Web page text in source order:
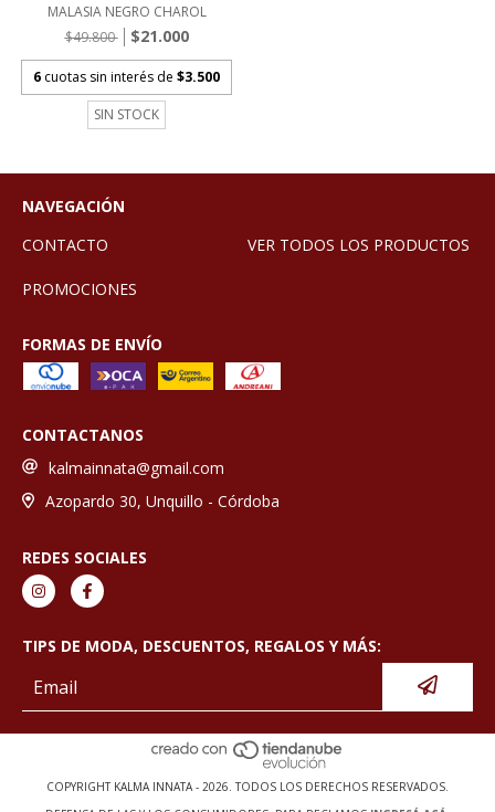
MALASIA NEGRO CHAROL
$49.800
$21.000
6 cuotas sin interés de $3.500
SIN STOCK
NAVEGACIÓN
CONTACTO
VER TODOS LOS PRODUCTOS
PROMOCIONES
FORMAS DE ENVÍO
CONTACTANOS
kalmainnata@gmail.com
Azopardo 30, Unquillo - Córdoba
REDES SOCIALES
TIPS DE MODA, DESCUENTOS, REGALOS Y MÁS:
COPYRIGHT KALMA INNATA - 2026. TODOS LOS DERECHOS RESERVADOS.